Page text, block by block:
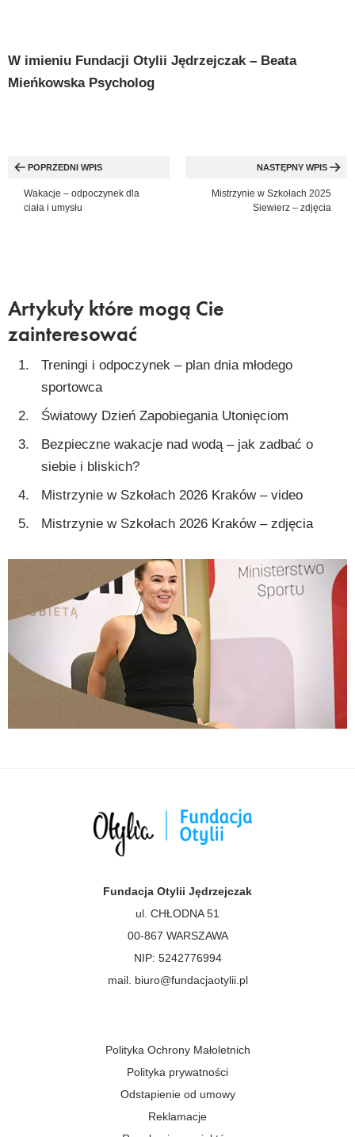
W imieniu Fundacji Otylii Jędrzejczak – Beata
Mieńkowska Psycholog
wpisu
POPRZEDNI WPIS
Wakacje – odpoczynek dla
ciała i umysłu
NASTĘPNY WPIS
Mistrzynie w Szkołach 2025
Siewierz – zdjęcia
Artykuły które mogą Cie
zainteresować
Treningi i odpoczynek – plan dnia młodego
sportowca
Światowy Dzień Zapobiegania Utonięciom
Bezpieczne wakacje nad wodą – jak zadbać o
siebie i bliskich?
Mistrzynie w Szkołach 2026 Kraków – video
Mistrzynie w Szkołach 2026 Kraków – zdjęcia
Fundacja Otylii Jędrzejczak
ul. CHŁODNA 51
00-867 WARSZAWA
NIP: 5242776994
mail. biuro@fundacjaotylii.pl
Polityka Ochrony Małoletnich
Polityka prywatności
Odstapienie od umowy
Reklamacje